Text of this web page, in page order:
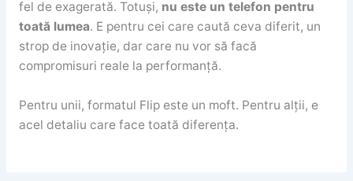
fel de exagerată. Totuși, nu este un telefon pentru
toată lumea. E pentru cei care caută ceva diferit, un
strop de inovație, dar care nu vor să facă
compromisuri reale la performanță.
Pentru unii, formatul Flip este un moft. Pentru alții, e
acel detaliu care face toată diferența.